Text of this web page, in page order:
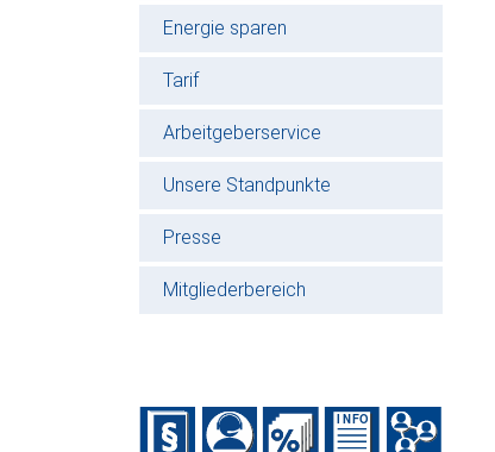
Energie sparen
Tarif
Arbeitgeberservice
Unsere Standpunkte
Presse
Mitgliederbereich